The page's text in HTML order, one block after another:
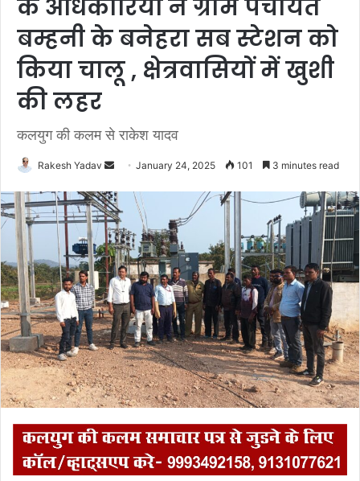
के अधिकारियों ने ग्राम पंचायत
बम्हनी के बनेहरा सब स्टेशन को
किया चालू , क्षेत्रवासियों में खुशी
की लहर
कलयुग की कलम से राकेश यादव
Rakesh Yadav
n
d
a
n
e
m
a
i
l
January 24, 2025 101 3 minutes read